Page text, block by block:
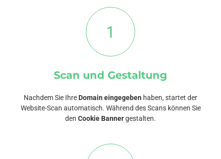
1
Scan und Gestaltung
Nachdem Sie Ihre Domain eingegeben haben, startet der
Website-Scan automatisch. Während des Scans können Sie
den Cookie Bannergestalten.